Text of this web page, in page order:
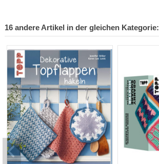
16 andere Artikel in der gleichen Kategorie: